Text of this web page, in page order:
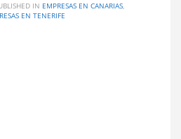
IN EMPRESAS EN CANARIAS,
EN TENERIFE